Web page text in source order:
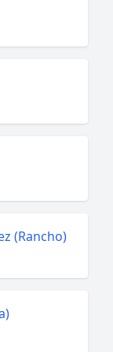
(Rancho)